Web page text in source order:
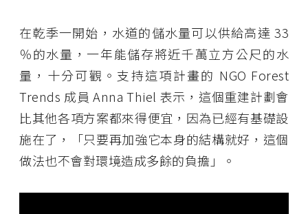
在乾季一開始，水道的儲水量可以供給高達 33
％的水量，一年能儲存將近千萬立方公尺的水
量，十分可觀。支持這項計畫的 NGO Forest
Trends 成員 Anna Thiel 表示，這個重建計劃會
比其他各項方案都來得便宜，因為已經有基礎設
施在了，「只要再加強它本身的結構就好，這個
做法也不會對環境造成多餘的負擔」。